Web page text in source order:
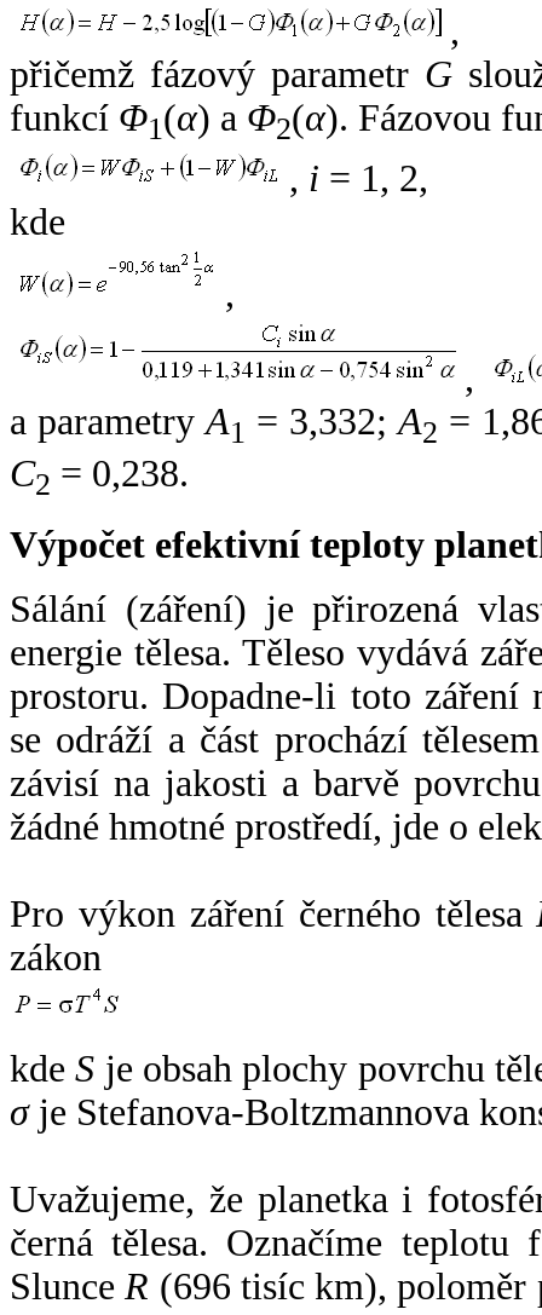
,
přičemž fázový parametr G
funkcí Φ1(α) a Φ2(α). Fázovou
, i = 1, 2,
kde
,
,
a parametryA1 = 3,332;A2 =
C2 = 0,238.
Výpočet efektivní teploty
Sálání (záření) je přirozená
energie tělesa. Těleso vydává
prostoru. Dopadne-li toto záření
se odráží a část prochází
závisí na jakosti a barvě
žádné hmotné prostředí, jde o
Pro výkon záření černého tělesa
zákon
kdeS je obsah plochy povrchu
σje Stefanova-Boltzmannova
Uvažujeme, že planetka i
černá tělesa. Označíme
SlunceR (696 tisíc km),